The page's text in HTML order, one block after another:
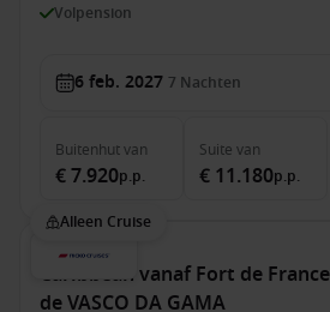
Volpension
6 feb. 2027 7 Nachten
Buitenhutvan
€ 7.920p.p.
Suite van
€ 11.180p.p.
Alleen Cruise
Caribbean vanaf Fort de
de VASCO DA GAMA